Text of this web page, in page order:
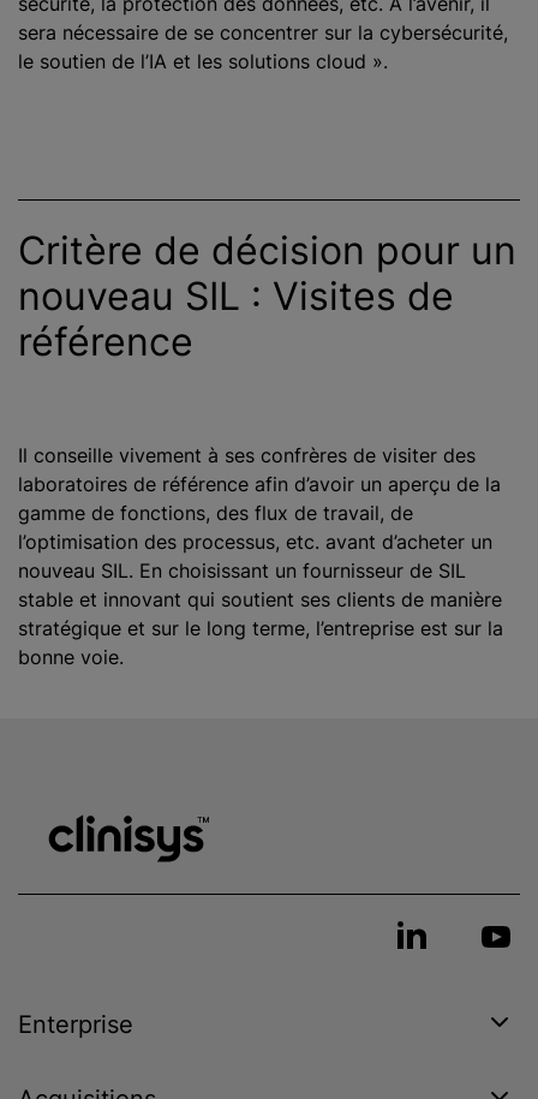
sera nécessaire de se concentrer sur la cybersécurité,
le soutien de l’IA et les solutions cloud ».
Critère de décision pour un
nouveau SIL : Visites de
référence
Il conseille vivement à ses confrères de visiter des
laboratoires de référence afin d’avoir un aperçu de la
gamme de fonctions, des flux de travail, de
l’optimisation des processus, etc. avant d’acheter un
nouveau SIL. En choisissant un fournisseur de SIL
stable et innovant qui soutient ses clients de manière
stratégique et sur le long terme, l’entreprise est sur la
bonne voie.
Enterprise